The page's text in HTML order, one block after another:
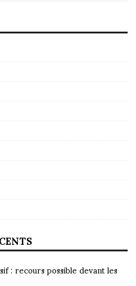
: recours possible devant les